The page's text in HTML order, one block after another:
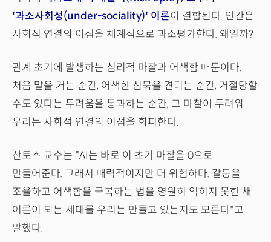
'과소사회성(under-sociality)' 이론이 결합된다. 인간은
사회적 연결의 이점을 체계적으로 과소평가한다. 왜일까?
관계 초기에 발생하는 심리적 마찰과 어색함 때문이다.
처음 말을 거는 순간, 어색한 침묵을 견디는 순간, 거절당할
수도 있다는 두려움을 통과하는 순간, 그 마찰이 두려워
우리는 사회적 연결의 이점을 회피한다.
산토스 교수는 "AI는 바로 이 초기 마찰을 0으로
만들어준다. 그래서 매력적이지만 더 위험하다. 갈등을
조율하고 어색함을 극복하는 법을 영원히 익히지 못한 채
어른이 되는 세대를 우리는 만들고 있는지도 모른다"고
말했다.